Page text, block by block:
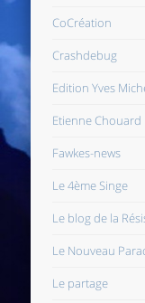
CoCréation
Crashdebug
Edition Yves
Etienne Chouard
Fawkes-news
Le 4ème Singe
Le blog de la
Le Nouveau
Le partage